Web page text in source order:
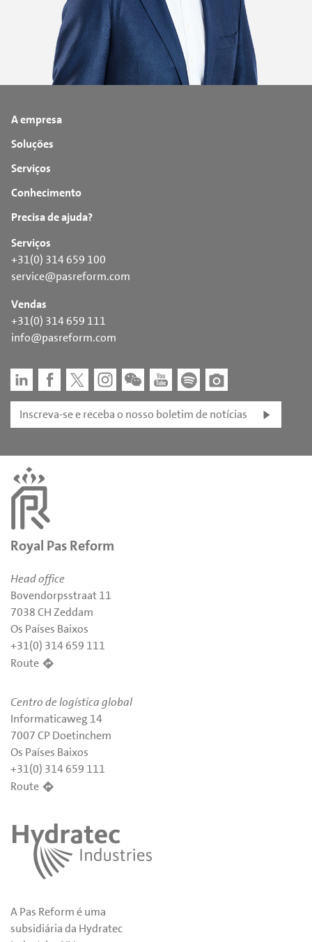
A empresa
Soluções
Serviços
Conhecimento
Precisa de ajuda?
Serviços
+31(0) 314 659 100
service@pasreform.com
Vendas
+31(0) 314 659 111
info@pasreform.com
Inscreva-se e receba o nosso boletim de notícias
Royal Pas Reform
Head office
Bovendorpsstraat 11
7038 CH Zeddam
Os Países Baixos
+31(0) 314 659 111
Route
Centro de logística global
Informaticaweg 14
7007 CP Doetinchem
Os Países Baixos
+31(0) 314 659 111
Route
A Pas Reform é uma
subsidiária da Hydratec